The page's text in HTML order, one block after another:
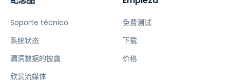
Soporte técnico
系统状态
漏洞数据的披露
欣赏流媒体
免费测试
下载
价格